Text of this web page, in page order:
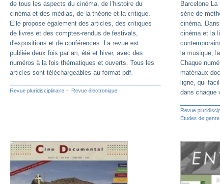
de tous les aspects du cinéma, de l’histoire du
cinéma et des médias, de la théorie et la critique.
Elle propose également des articles, des critiques
de livres et des comptes-rendus de festivals,
d'expositions et de conférences. La revue est
publiée deux fois par an, été et hiver, avec des
numéros à la fois thématiques et ouverts. Tous les
articles sont téléchargeables au format pdf.
Revue pluridisciplinaire Revue électronique
Barcelone La
série de
cinéma.
cinéma et la
la musique,
Chaque
matériaux
ligne, qui
dans chaque
Revue
Études de genre